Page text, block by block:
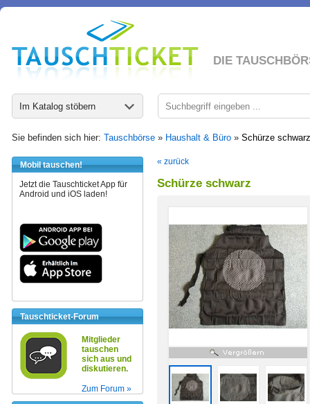
DIE
Im Katalog stöbern
Sie befinden sich hier: Tauschbörse » Haushalt & Büro » Schürze schwarz
Mobil tauschen!
Jetzt die Tauschticket App für
Android und iOS laden!
Tauschticket-Forum
Mitglieder
tauschen
sich aus und
diskutieren.
Zum Forum »
« zurück
Schürze schwarz